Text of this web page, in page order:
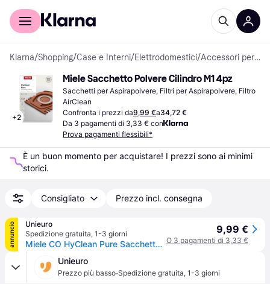
Per il tuo shopping
Klarna/Shopping/Case e Interni/Elettrodomestici/ Accessori per aspirapolvere
+2
Miele Sacchetto Polvere Cilindro M1 4pz
Sacchetti per Aspirapolvere, Filtri per Aspirapolvere, Filtro
AirClean
Confronta i prezzi da9,99 €a34,72 €
Da 3 pagamenti di 3,33 € con
Prova pagamenti flessibili*
È un buon momento per acquistare! I prezzi sono ai minimi
storici.
Consigliato Prezzo incl. consegna
annuncio
Unieuro
Spedizione gratuita, 1-3 giorni
Miele CO HyClean Pure Sacchetto per la polvere A cilindro
9,99 €
O 3 pagamenti di 3,33 €
Unieuro
Prezzo più basso·Spedizione gratuita, 1-3 giorni